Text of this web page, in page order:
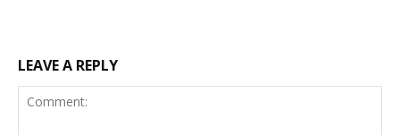
LEAVE A REPLY